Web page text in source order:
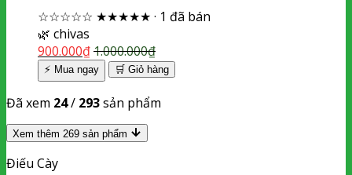
☆☆☆☆☆ ★★★★★ · 1 đã bán
🌿 chivas
900.000₫1.000.000₫
⚡ Mua ngay 🛒 Giỏ hàng
Đã xem 24/ 293sản phẩm
Xem thêm 269 sản phẩm
Điếu Cày